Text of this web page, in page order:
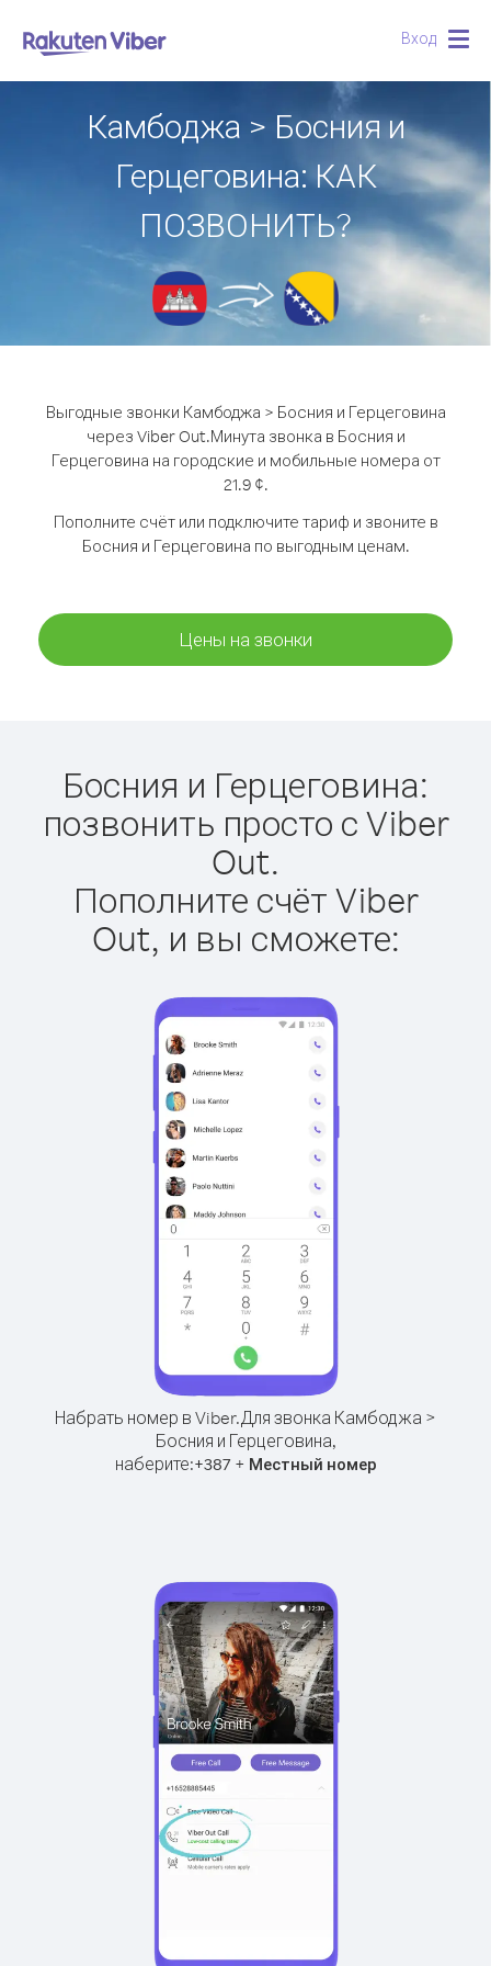
Вход
Камбоджа > Босния и
Герцеговина: КАК
ПОЗВОНИТЬ?
Выгодные звонки Камбоджа > Босния и Герцеговина
через Viber Out.Минута звонка в Босния и
Герцеговина на городские и мобильные номера от
21.9 ¢.
Пополните счёт или подключите тариф и звоните в
Босния и Герцеговина по выгодным ценам.
Цены на звонки
Босния и Герцеговина:
позвонить просто с Viber
Out.
Пополните счёт Viber
Out, и вы сможете:
Набрать номер в Viber.Для звонка Камбоджа >
Босния и Герцеговина,
наберите:+387+ Местный номер